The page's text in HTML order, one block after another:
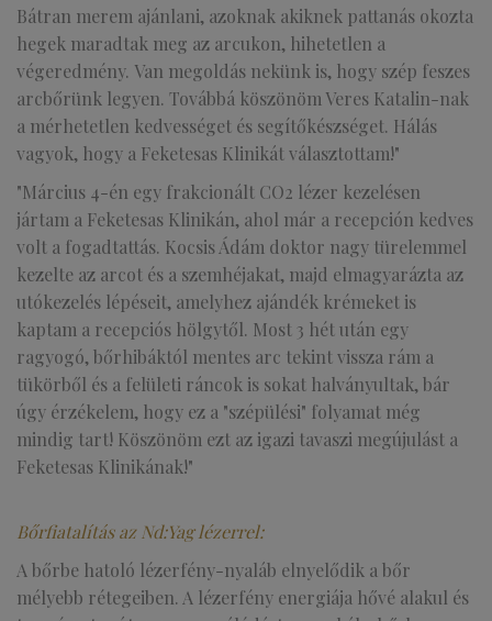
Bátran merem ajánlani, azoknak akiknek pattanás okozta
hegek maradtak meg az arcukon, hihetetlen a
végeredmény. Van megoldás nekünk is, hogy szép feszes
arcbőrünk legyen. Továbbá köszönöm Veres Katalin-nak
a mérhetetlen kedvességet és segítőkészséget. Hálás
vagyok, hogy a Feketesas Klinikát választottam!"
"Március 4-én egy frakcionált CO2 lézer kezelésen
jártam a Feketesas Klinikán, ahol már a recepción kedves
volt a fogadtattás. Kocsis Ádám doktor nagy türelemmel
kezelte az arcot és a szemhéjakat, majd elmagyarázta az
utókezelés lépéseit, amelyhez ajándék krémeket is
kaptam a recepciós hölgytől. Most 3 hét után egy
ragyogó, bőrhibáktól mentes arc tekint vissza rám a
tükörből és a felületi ráncok is sokat halványultak, bár
úgy érzékelem, hogy ez a "szépülési" folyamat még
mindig tart! Köszönöm ezt az igazi tavaszi megújulást a
Feketesas Klinikának!"
Bőrfiatalítás az Nd:Yag lézerrel:
A bőrbe hatoló lézerfény-nyaláb elnyelődik a bőr
mélyebb rétegeiben. A lézerfény energiája hővé alakul és